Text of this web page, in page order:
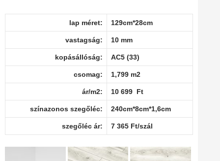
lap méret: 129cm*28cm
vastagság: 10 mm
kopásállóság: AC5 (33)
csomag: 1,799 m2
ár/m2: 10 699 Ft
színazonos szegőléc: 240cm*8cm*1,6cm
szegőléc ár: 7 365 Ft/szál